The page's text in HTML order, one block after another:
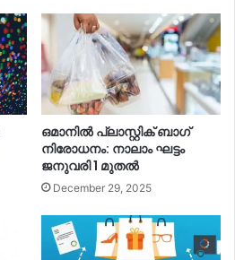
ഒമാനില്‍ പ്ലാസ്റ്റിക് ബാഗ്
നിരോധനം: നാലാം ഘട്ടം
ജനുവരി 1 മുതല്‍
December 29, 2025